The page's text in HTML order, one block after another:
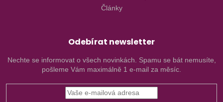
Články
Odebírat newsletter
Nechte se informovat o všech novinkách. Spamu se bát nemusíte,
pošleme Vám maximálně 1 e-mail za měsíc.